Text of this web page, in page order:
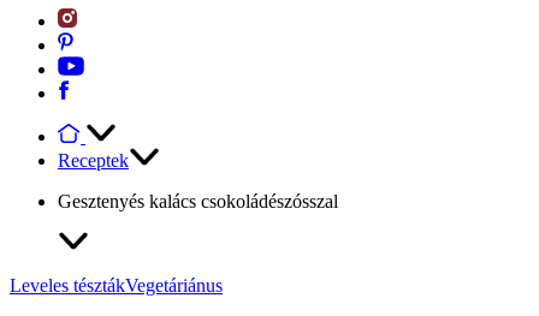
Receptek
Gesztenyés kalács csokoládészósszal
Leveles tésztákVegetáriánus